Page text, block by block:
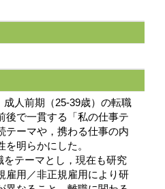
人前期（25-39歳）の転職
後で一貫する「私の仕事テ
テーマや，携わる仕事の内
明らかにした。
テーマとし，現在も研究
雇用／非正規雇用により研